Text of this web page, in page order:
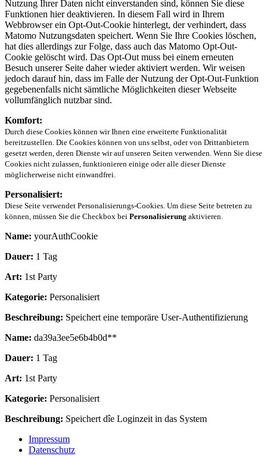
Nutzung Ihrer Daten nicht einverstanden sind, können Sie diese
Funktionen hier deaktivieren. In diesem Fall wird in Ihrem
Webbrowser ein Opt-Out-Cookie hinterlegt, der verhindert, dass
Matomo Nutzungsdaten speichert. Wenn Sie Ihre Cookies löschen,
hat dies allerdings zur Folge, dass auch das Matomo Opt-Out-
Cookie gelöscht wird. Das Opt-Out muss bei einem erneuten
Besuch unserer Seite daher wieder aktiviert werden. Wir weisen
jedoch darauf hin, dass im Falle der Nutzung der Opt-Out-Funktion
gegebenenfalls nicht sämtliche Möglichkeiten dieser Webseite
vollumfänglich nutzbar sind.
Komfort:
Durch diese Cookies können wir Ihnen eine erweiterte Funktionalität
bereitzustellen. Die Cookies können von uns selbst, oder von Drittanbietern
gesetzt werden, deren Dienste wir auf unseren Seiten verwenden. Wenn Sie diese
Cookies nicht zulassen, funktionieren einige oder alle dieser Dienste
möglicherweise nicht einwandfrei.
Personalisiert:
Diese Seite verwendet Personalisierungs-Cookies. Um diese Seite betreten zu
können, müssen Sie die Checkbox bei Personalisierung aktivieren.
Name: yourAuthCookie
Dauer: 1 Tag
Art: 1st Party
Kategorie: Personalisiert
Beschreibung: Speichert eine temporäre User-Authentifizierung
Name: da39a3ee5e6b4b0d**
Dauer: 1 Tag
Art: 1st Party
Kategorie: Personalisiert
Beschreibung: Speichert dîe Loginzeit in das System
Impressum
Datenschutz